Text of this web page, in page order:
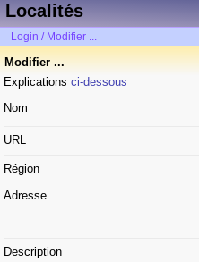
Localités
Login / Modifier ...
Modifier ...
Explications ci-dessous
Nom
URL
Région
Adresse
Description